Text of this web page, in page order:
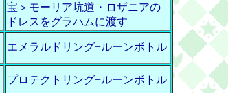
宝＞モーリア坑道・ロザニアの
ドレスをグラハムに渡す
エメラルドリング+ルーンボトル
プロテクトリング+ルーンボトル